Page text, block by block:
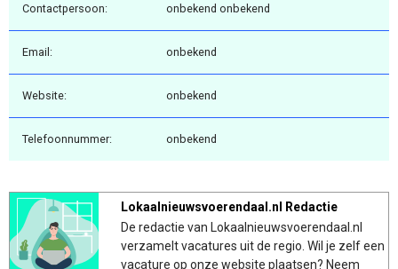
Contactpersoon: onbekend onbekend
Email: onbekend
Website: onbekend
Telefoonnummer: onbekend
Lokaalnieuwsvoerendaal.nl Redactie
De redactie van Lokaalnieuwsvoerendaal.nl
verzamelt vacatures uit de regio. Wil je zelf een
vacature op onze website plaatsen? Neem